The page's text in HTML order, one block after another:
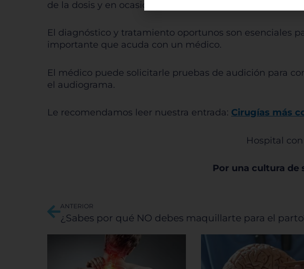
de la dosis y en ocasiones se puede revertir cuando se
El diagnóstico y tratamiento oportunos son esenciales
importante que acuda con un médico.
El médico puede solicitarle pruebas de audición para
el audiograma.
Le recomendamos leer nuestra entrada: Cirugías más
Hospital
Por una cultura de
AntANTERIOR
¿Sabes por qué NO debes maquillarte para el
personalizada. Ya que
encabezados de cada
configuraciones
Permitir todas
Sistema de
Cookies de